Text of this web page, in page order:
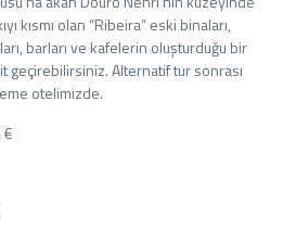
kısmı olan “Ribeira” eski binaları,
barları ve kafelerin oluşturduğu bir
geçirebilirsiniz. Alternatif tur sonrası
otelimizde.
€